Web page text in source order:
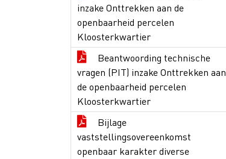
inzake Onttrekken aan de
openbaarheid percelen
Kloosterkwartier
Beantwoording technische
vragen (PIT) inzake Onttrekken aan
de openbaarheid percelen
Kloosterkwartier
Bijlage
vaststellingsovereenkomst
openbaar karakter diverse